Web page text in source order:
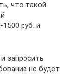
что такой
руб. и
запросить
не будет